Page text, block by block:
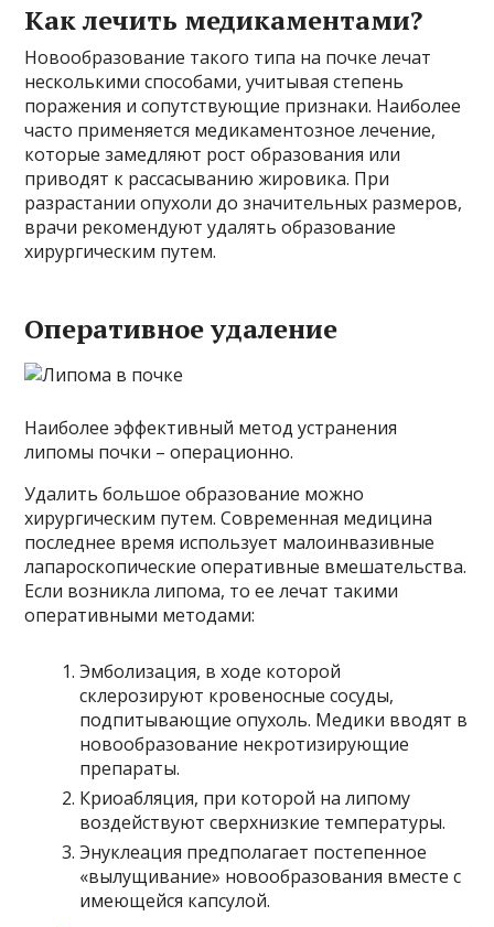
Как лечить медикаментами?
Новообразование такого типа на почке лечат
несколькими способами, учитывая степень
поражения и сопутствующие признаки. Наиболее
часто применяется медикаментозное лечение,
которые замедляют рост образования или
приводят к рассасыванию жировика. При
разрастании опухоли до значительных размеров,
врачи рекомендуют удалять образование
хирургическим путем.
Оперативное удаление
Наиболее эффективный метод устранения
липомы почки – операционно.
Удалить большое образование можно
хирургическим путем. Современная медицина
последнее время использует малоинвазивные
лапароскопические оперативные вмешательства.
Если возникла липома, то ее лечат такими
оперативными методами:
Эмболизация, в ходе которой
склерозируют кровеносные сосуды,
подпитывающие опухоль. Медики вводят в
новообразование некротизирующие
препараты.
Криоабляция, при которой на липому
воздействуют сверхнизкие температуры.
Энуклеация предполагает постепенное
«вылущивание» новообразования вместе с
имеющейся капсулой.